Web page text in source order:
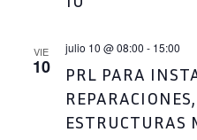
VIE
10
PRL PARA
ESTRUCTURAS
julio 10 @ 08:00 - 15:00